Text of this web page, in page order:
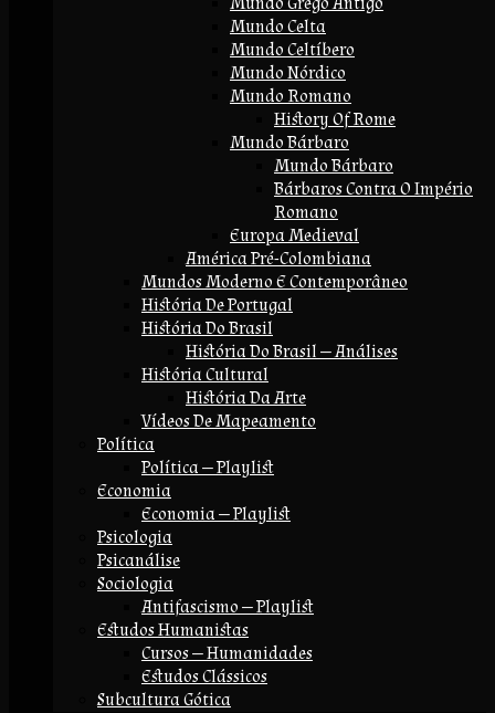
Mundo Celta
Mundo Celtíbero
Mundo Nórdico
Mundo Romano
History Of Rome
Mundo Bárbaro
Mundo Bárbaro
Bárbaros Contra O Império
Romano
Europa Medieval
América Pré-Colombiana
Mundos Moderno E Contemporâneo
História De Portugal
História Do Brasil
História Do Brasil — Análises
História Cultural
História Da Arte
Vídeos De Mapeamento
Política
Política — Playlist
Economia
Economia — Playlist
Psicologia
Psicanálise
Sociologia
Antifascismo — Playlist
Estudos Humanistas
Cursos — Humanidades
Estudos Clássicos
Subcultura Gótica